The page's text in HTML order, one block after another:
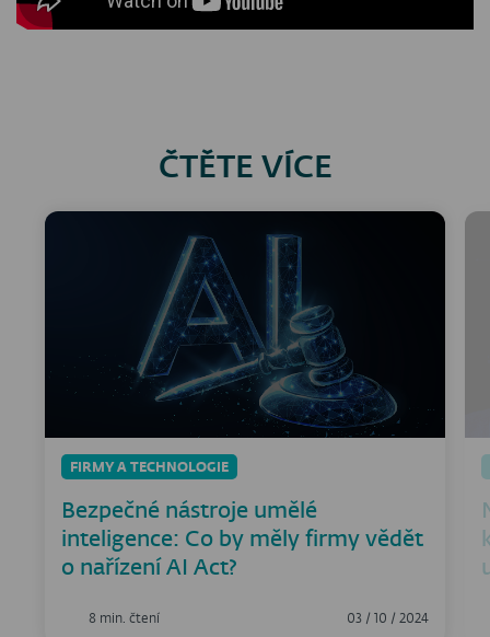
ČTĚTE VÍCE
FIRMY A TECHNOLOGIE
Bezpečné nástroje umělé
inteligence: Co by měly firmy vědět
o nařízení AI Act?
8 min. čtení 03 / 10 / 2024